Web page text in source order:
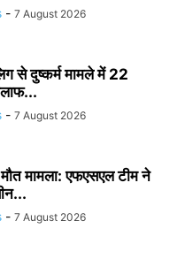
- 7 August 2026
से दुष्कर्म मामले में 22
- 7 August 2026
मौत मामला: एफएसएल टीम ने
- 7 August 2026